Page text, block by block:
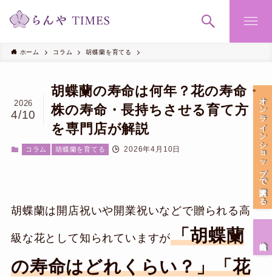
ホーム コラム 胡蝶蘭を育てる
胡蝶蘭の寿命は何年？花の寿命・
株の寿命・長持ちさせる育て方
を専門店が解説
2026
4/10
コラム 胡蝶蘭を育てる 2026年4月10日
胡蝶蘭は開店祝いや開業祝いなどで贈られる高
級な花として知られていますが「胡蝶蘭
の寿命はどれくらい？」「花
オンラインショップで購入する